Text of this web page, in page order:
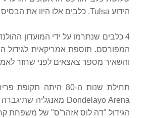
הידוע Tulsa. כלבים אלו היוו את הבסיס לבית גידול "גלבוע" של בני סלע מקיבוץ יזרעאל.
והשאיר מספר צאצאים לפני שחזר
תחילת שנות ה-80
הגידול "דה לוס אזהר'ס" של משפחת